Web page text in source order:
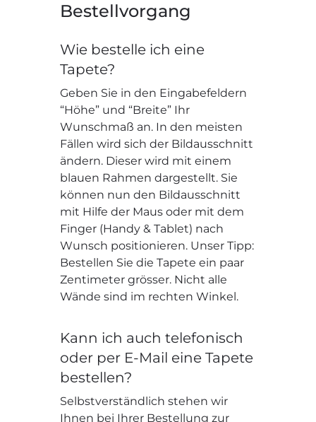
Bestellvorgang
Wie bestelle ich eine
Tapete?
Geben Sie in den Eingabefeldern
“Höhe” und “Breite” Ihr
Wunschmaß an. In den meisten
Fällen wird sich der Bildausschnitt
ändern. Dieser wird mit einem
blauen Rahmen dargestellt. Sie
können nun den Bildausschnitt
mit Hilfe der Maus oder mit dem
Finger (Handy & Tablet) nach
Wunsch positionieren. Unser Tipp:
Bestellen Sie die Tapete ein paar
Zentimeter grösser. Nicht alle
Wände sind im rechten Winkel.
Kann ich auch telefonisch
oder per E-Mail eine Tapete
bestellen?
Selbstverständlich stehen wir
Ihnen bei Ihrer Bestellung zur